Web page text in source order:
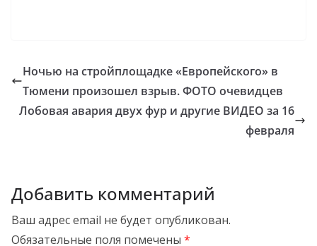
Ночью на стройплощадке «Европейского» в
Тюмени произошел взрыв. ФОТО очевидцев
Лобовая авария двух фур и другие ВИДЕО за 16
февраля
Добавить комментарий
Ваш адрес email не будет опубликован.
Обязательные поля помечены *